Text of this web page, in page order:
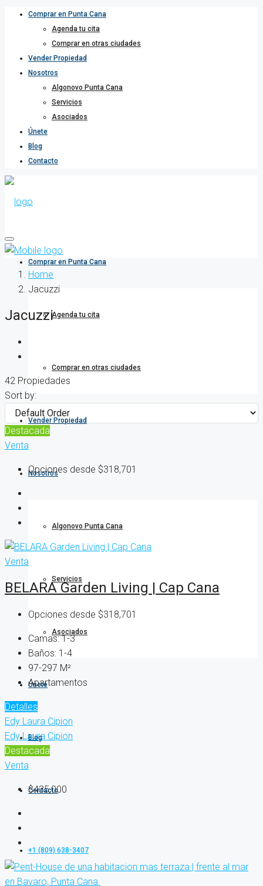
Comprar en Punta Cana
Agenda tu cita
Comprar en otras ciudades
Vender Propiedad
Nosotros
Algonovo Punta Cana
Servicios
Asociados
Únete
Blog
Contacto
Comprar en Punta Cana
Agenda tu cita
Comprar en otras ciudades
Vender Propiedad
Nosotros
Algonovo Punta Cana
Servicios
Asociados
Únete
Blog
Contacto
+1 (809) 638-3407
Home
Jacuzzi
Jacuzzi
42 Propiedades
Sort by:
Destacada
Venta
Opciones desde $318,701
Venta
BELARA Garden Living | Cap Cana
Opciones desde $318,701
Camas: 1-3
Baños: 1-4
97-297 M²
Apartamentos
Detalles
Edy Laura Cipion
Edy Laura Cipion
Destacada
Venta
$435,000